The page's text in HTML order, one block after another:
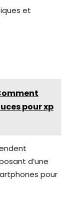
et
pour xp
d’une
pour